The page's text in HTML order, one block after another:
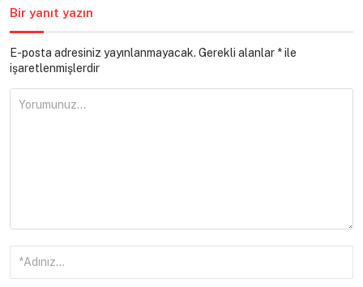
Bir yanıt yazın
E-posta adresiniz yayınlanmayacak. Gerekli alanlar *ile
işaretlenmişlerdir